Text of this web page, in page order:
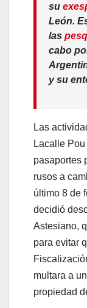
su
León.
las
cabo
y su
Las
Lacalle
pasaportes
rusos a
último 8 de
decidió
Astesiano,
para evitar
multara a
propiedad